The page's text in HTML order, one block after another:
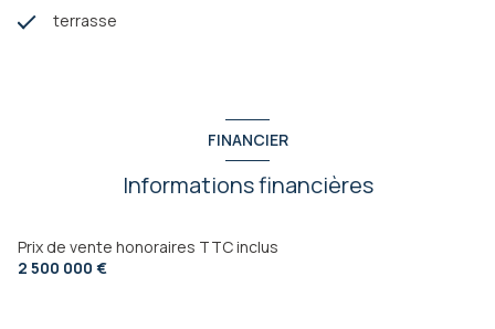
terrasse
FINANCIER
Informations financières
Prix de vente honoraires TTC inclus
2 500 000 €